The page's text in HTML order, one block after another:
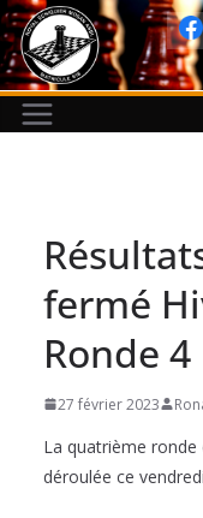
Passer
au
contenu
fermé
Ronde 4
27 février 2023
La quatrième ronde
déroulée ce